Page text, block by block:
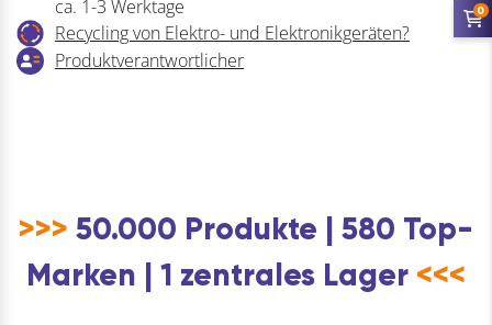
ca. 1-3 Werktage
Recycling von Elektro- und Elektronikgeräten?
Produktverantwortlicher
>>> 50.000 Produkte | 580 Top-
Marken | 1 zentrales Lager <<<
0